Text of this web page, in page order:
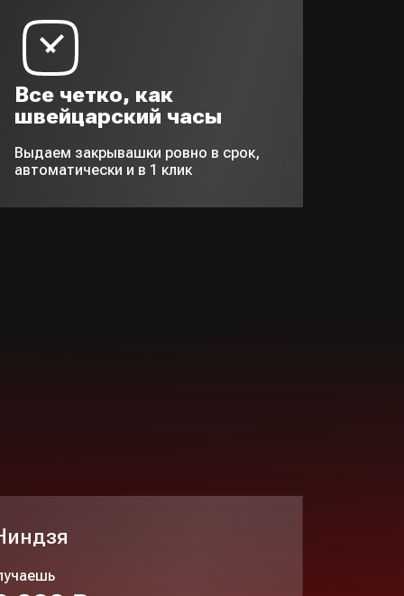
Все четко, как
швейцарский часы
Выдаем закрывашки ровно в срок,
автоматически и в 1 клик